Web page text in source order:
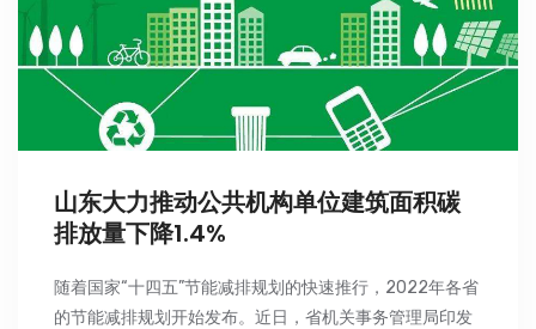
山东大力推动公共机构单位建筑面积碳
排放量下降1.4%
随着国家“十四五”节能减排规划的快速推行，2022年各省
的节能减排规划开始发布。近日，省机关事务管理局印发